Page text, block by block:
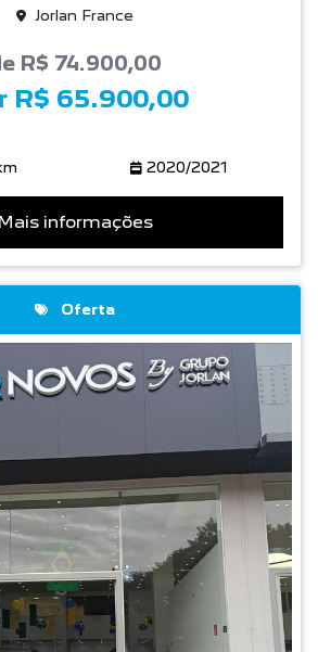
Jorlan France
R$ 74.900,00
R$ 65.900,00
2020/2021
Mais informações
Oferta